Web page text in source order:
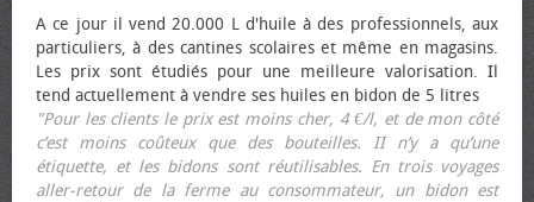
A ce jour il vend 20.000 L d'huile à des professionnels, aux
particuliers, à des cantines scolaires et même en magasins.
Les prix sont étudiés pour une meilleure valorisation. Il
tend actuellement à vendre ses huiles en bidon de 5 litres
"Pour les clients le prix est moins cher, 4 €/l, et de mon côté
c’est moins coûteux que des bouteilles. II n’y a qu’une
étiquette, et les bidons sont réutilisables. En trois voyages
aller-retour de la ferme au consommateur, un bidon est